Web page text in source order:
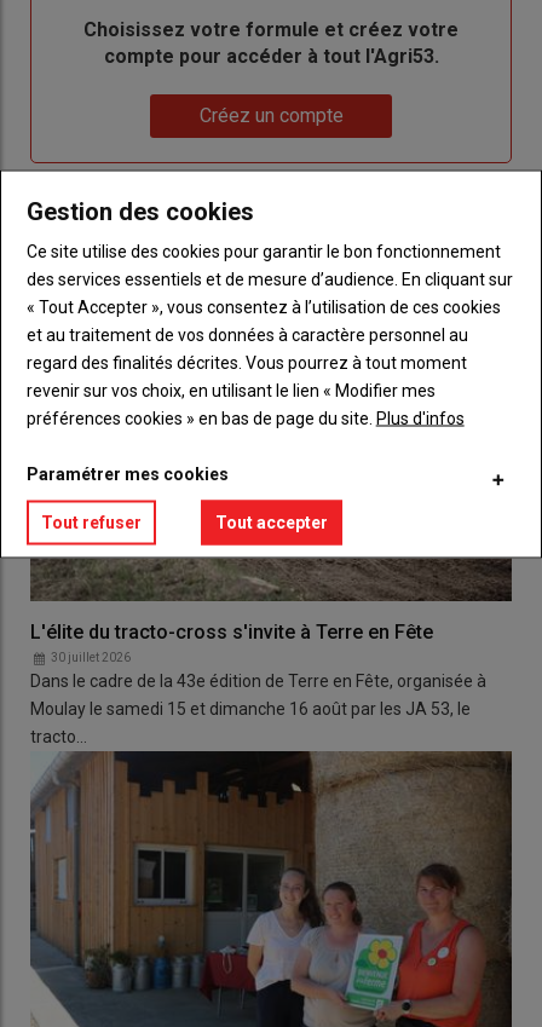
BodyChoisissez votre formule et créez votre
compte pour accéder à tout l'Agri53.
Créez un compte
LES PLUS LUS
L'élite du tracto-cross s'invite à Terre en Fête
30 juillet 2026
Dans le cadre de la 43e édition de Terre en Fête, organisée à
Moulay le samedi 15 et dimanche 16 août par les JA 53, le
tracto…
Gestion des cookies
Ce site utilise des cookies pour garantir le bon fonctionnement
des services essentiels et de mesure d’audience. En cliquant sur
« Tout Accepter », vous consentez à l’utilisation de ces cookies
et au traitement de vos données à caractère personnel au
regard des finalités décrites. Vous pourrez à tout moment
revenir sur vos choix, en utilisant le lien « Modifier mes
préférences cookies » en bas de page du site. Plus d'infos
Paramétrer mes cookies
Tout refuser Tout accepter